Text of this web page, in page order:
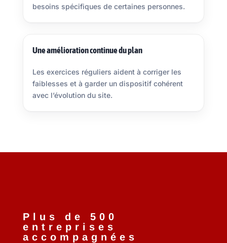
besoins spécifiques de certaines personnes.
Une amélioration continue du plan
Les exercices réguliers aident à corriger les
faiblesses et à garder un dispositif cohérent
avec l’évolution du site.
Plus de 500
entreprises
accompagnées